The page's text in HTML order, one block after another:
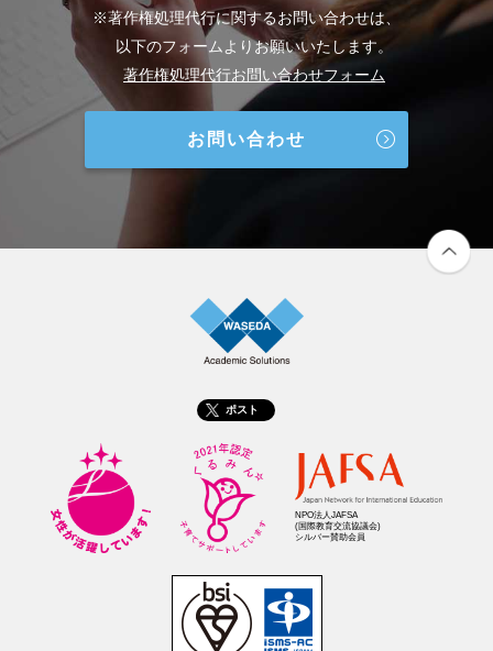
※著作権処理代行に関するお問い合わせは、
以下のフォームよりお願いいたします。
著作権処理代行お問い合わせフォーム
お問い合わせ
ポスト
NPO法人JAFSA
(国際教育交流協議会)
シルバー賛助会員